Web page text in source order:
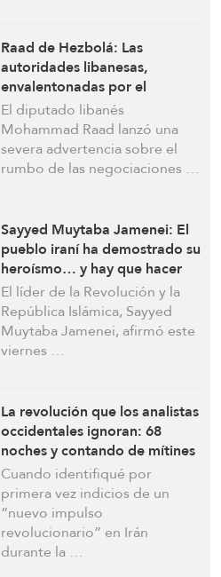
Raad de Hezbolá: Las
autoridades libanesas,
envalentonadas por el
enemigo israelí, actúan contra
su propio pueblo
El diputado libanés
Mohammad Raad lanzó una
severa advertencia sobre el
rumbo de las negociaciones …
Sayyed Muytaba Jamenei: El
pueblo iraní ha demostrado su
heroísmo… y hay que hacer
frente a la invasión cultural
estadounidense
El líder de la Revolución y la
República Islámica, Sayyed
Muytaba Jamenei, afirmó este
viernes …
La revolución que los analistas
occidentales ignoran: 68
noches y contando de mítines
épicos en todo Irán
Cuando identifiqué por
primera vez indicios de un
“nuevo impulso
revolucionario” en Irán
durante la …